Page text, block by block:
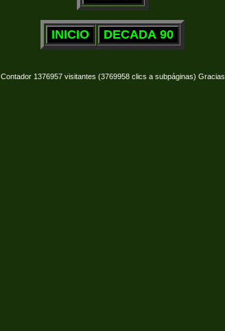
Contador 1376957 visitantes (3769958 clics a subpáginas) Gracias